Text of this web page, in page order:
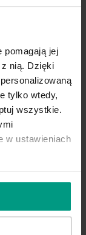
pomagają jej
nią. Dzięki
tylko wtedy,
wszystkie.
w ustawieniach
W
sufit.
Jak
jak
w małym
wejściu.
efekt